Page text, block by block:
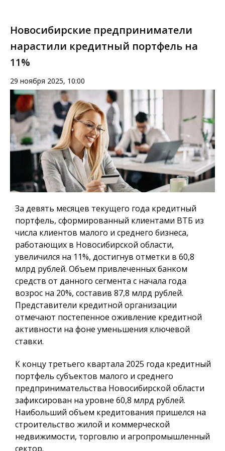
Новосибирские предприниматели
нарастили кредитный портфель на
11%
29 ноября 2025, 10:00
За девять месяцев текущего года кредитный
портфель, сформированный клиентами ВТБ из
числа клиентов малого и среднего бизнеса,
работающих в Новосибирской области,
увеличился на 11%, достигнув отметки в 60,8
млрд рублей. Объем привлеченных банком
средств от данного сегмента с начала года
возрос на 20%, составив 87,8 млрд рублей.
Представители кредитной организации
отмечают постепенное оживление кредитной
активности на фоне уменьшения ключевой
ставки.
К концу третьего квартала 2025 года кредитный
портфель субъектов малого и среднего
предпринимательства Новосибирской области
зафиксирован на уровне 60,8 млрд рублей.
Наибольший объем кредитования пришелся на
строительство жилой и коммерческой
недвижимости, торговлю и агропромышленный
сектор.